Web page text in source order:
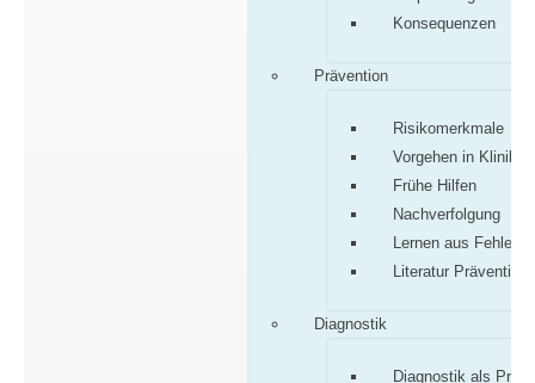
Konsequenzen
Prävention
Risikomerkmale
Vorgehen in Klinik/
Frühe Hilfen
Nachverfolgung
Lernen aus Fehlern
Literatur Prävention
Diagnostik
Diagnostik als